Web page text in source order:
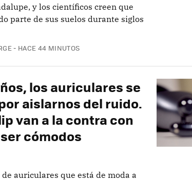
y los científicos creen que
parte de sus suelos durante siglos
HACE 44 MINUTOS
los auriculares se
aislarnos del ruido.
van a la contra con
cómodos
auriculares que está de moda a